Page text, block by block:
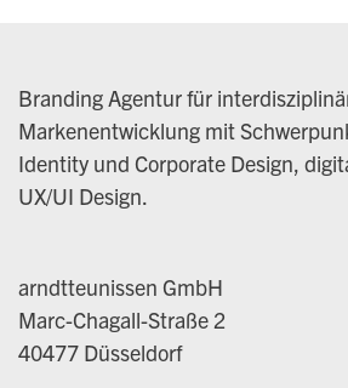
Branding Agentur für
Markenentwicklung mit
Identity und Corporate Design,
UX/UI Design.
arndtteunissen GmbH
Marc-Chagall-Straße 2
40477 Düsseldorf